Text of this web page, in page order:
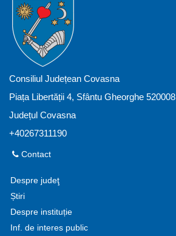
Consiliul Județean Covasna
Piața Libertății 4, Sfântu Gheorghe 520008
Județul Covasna
+40267311190
Contact
Despre judeţ
Știri
Despre instituție
Inf. de interes public